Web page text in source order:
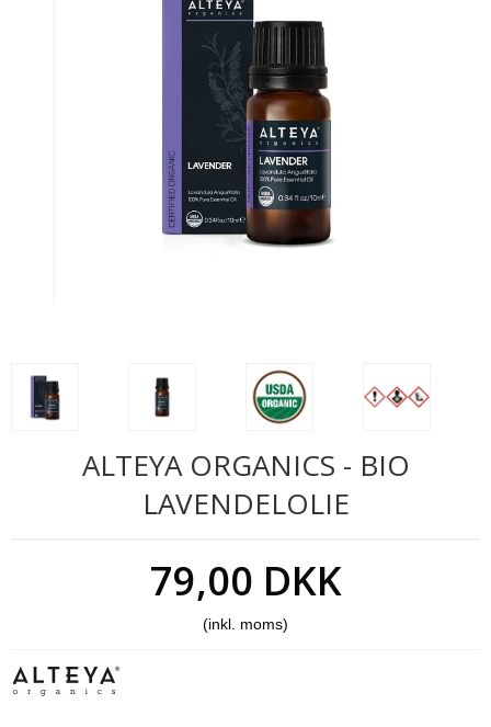
ALTEYA ORGANICS - BIO
LAVENDELOLIE
79,00 DKK
(inkl. moms)